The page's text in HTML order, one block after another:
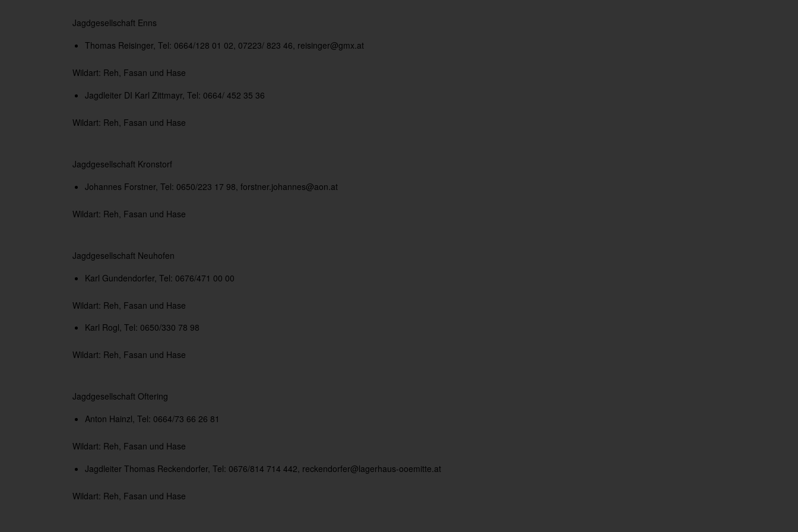
Jagdgesellschaft Enns
Thomas Reisinger, Tel: 0664/128 01 02, 07223/ 823 46, reisinger@gmx.at
Wildart: Reh, Fasan und Hase
Jagdleiter DI Karl Zittmayr, Tel: 0664/ 452 35 36
Wildart: Reh, Fasan und Hase
Jagdgesellschaft Kronstorf
Johannes Forstner, Tel: 0650/223 17 98, forstner.johannes@aon.at
Wildart: Reh, Fasan und Hase
Jagdgesellschaft Neuhofen
Karl Gundendorfer, Tel: 0676/471 00 00
Wildart: Reh, Fasan und Hase
Karl Rogl, Tel: 0650/330 78 98
Wildart: Reh, Fasan und Hase
Jagdgesellschaft Oftering
Anton Hainzl, Tel: 0664/73 66 26 81
Wildart: Reh, Fasan und Hase
Jagdleiter Thomas Reckendorfer, Tel: 0676/814 714 442, reckendorfer@lagerhaus-ooemitte.at
Wildart: Reh, Fasan und Hase